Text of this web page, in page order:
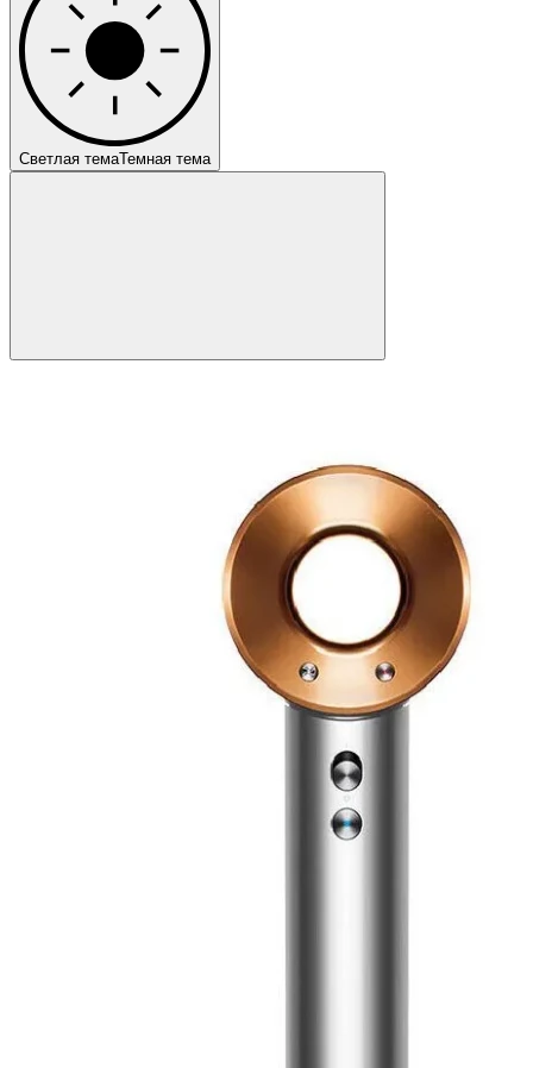
Светлая темаТемная тема